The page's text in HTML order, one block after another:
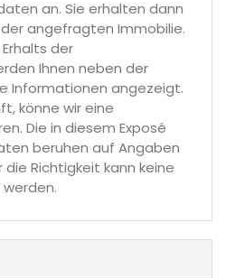
an. Sie erhalten dann
angefragten Immobilie.
der
Ihnen neben der
Informationen angezeigt.
könne wir eine
Die in diesem Exposé
beruhen auf Angaben
Richtigkeit kann keine